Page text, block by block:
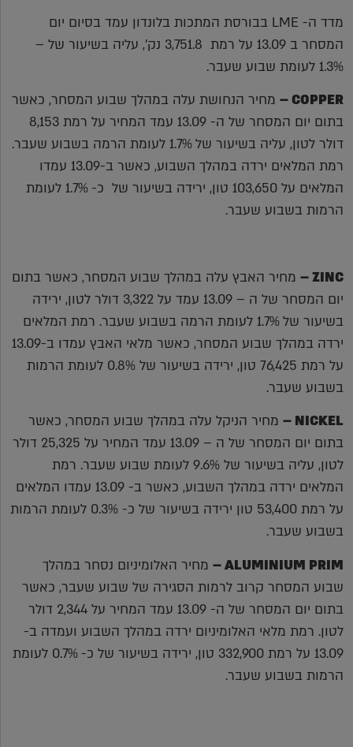
מדד ה- LME בבורסת המתכות בלונדון עמד בסיום יום
המסחר ב 13.09 על רמת 3,751.8 נק', עליה בשיעור של –
1.3% לעומת שבוע שעבר.
COPPER
– מחיר הנחושת עלה במהלך שבוע המסחר, כאשר
בתום יום המסחר של ה- 13.09 עמד המחיר על רמת 8,153
דולר לטון, עליה בשיעור של 1.7% לעומת הרמה בשבוע שעבר.
רמת המלאים ירדה במהלך השבוע, כאשר ב-13.09 עמדו
המלאים על 103,650 טון, ירידה בשיעור של כ- 1.7% לעומת
הרמות בשבוע שעבר.
ZINC
– מחיר האבץ עלה במהלך שבוע המסחר, כאשר בתום
יום המסחר של ה – 13.09 עמד על 3,322 דולר לטון, ירידה
בשיעור של 1.7% לעומת הרמה בשבוע שעבר. רמת המלאים
ירדה במהלך שבוע המסחר, כאשר מלאי האבץ עמדו ב-13.09
על רמת 76,425 טון, ירידה בשיעור של 0.8% לעומת הרמות
בשבוע שעבר.
NICKEL
– מחיר הניקל עלה במהלך שבוע המסחר, כאשר
בתום יום המסחר של ה – 13.09 עמד המחיר על 25,325 דולר
לטון, עליה בשיעור של 9.6% לעומת שבוע שעבר. רמת
המלאים ירדה במהלך השבוע, כאשר ב- 13.09 עמדו המלאים
על רמת 53,400 טון ירידה בשיעור של כ- 0.3% לעומת הרמות
בשבוע שעבר.
ALUMINIUM PRIM
– מחיר האלומיניום נסחר במהלך
שבוע המסחר קרוב לרמות הסגירה של שבוע שעבר, כאשר
בתום יום המסחר של ה- 13.09 עמד המחיר על 2,344 דולר
לטון. רמת מלאי האלומיניום ירדה במהלך השבוע ועמדה ב-
13.09 על רמת 332,900 טון, ירידה בשיעור של כ- 0.7% לעומת
הרמות בשבוע שעבר.